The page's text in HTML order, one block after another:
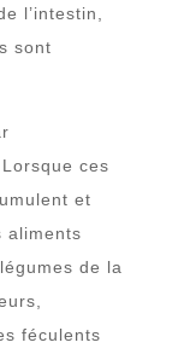
l’intestin,
sont
ces
et
aliments
de la
féculents